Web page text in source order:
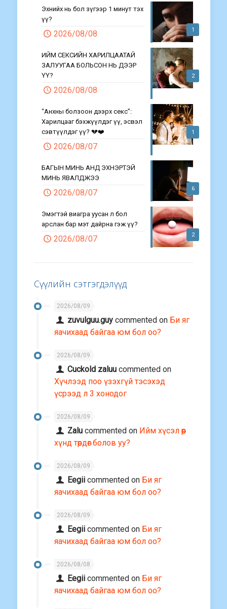
1
Эхнийх нь бол зүгээр 1 минут тэх
үү?
2026/08/08
2
ИЙМ СЕКСИЙН ХАРИЛЦААТАЙ
ЗАЛУУГАА БОЛЬСОН НЬ ДЭЭР
ҮҮ?
2026/08/08
1
“Анхны болзоон дээрх секс”:
Харилцааг бэхжүүлдэг үү, эсвэл
сэвтүүлдэг үү? 💔❤️
2026/08/07
6
БАГЫН МИНЬ АНД ЭХНЭРТЭЙ
МИНЬ ЯВАЛДЖЭЭ
2026/08/07
2
Эмэгтэй виагра уусан л бол
арслан бар мэт дайрна гэж үү?
2026/08/07
Сүүлийн сэтгэгдэлүүд
2026/08/09
zuvulguu.guy commented on Би яг
яачихаад байгаа юм бол оо?
2026/08/09
Cuckold zaluu commented on
Хүчлээд поо үзэхгүй тэсэхэд
үсрээд л 3 хонодог
2026/08/09
Zalu commented on Ийм хүсэл өөр
хүнд төрдөг болов уу?
2026/08/09
Eegii commented on Би яг
яачихаад байгаа юм бол оо?
2026/08/09
Eegii commented on Би яг
яачихаад байгаа юм бол оо?
2026/08/08
Eegii commented on Би яг
яачихаад байгаа юм бол оо?